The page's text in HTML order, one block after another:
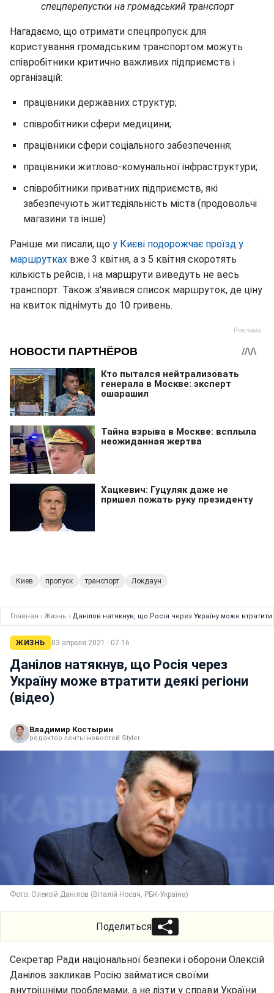
спецперепустки на громадський транспорт
Нагадаємо, що отримати спецпропуск для
користування громадським транспортом можуть
співробітники критично важливих підприємств і
організацій:
працівники державних структур;
співробітники сфери медицини;
працівники сфери соціального забезпечення;
працівники житлово-комунальної інфраструктури;
співробітники приватних підприємств, які
забезпечують життєдіяльність міста (продовольчі
магазини та інше)
Раніше ми писали, що у Києві подорожчає проїзд у
маршрутках вже 3 квітня, а з 5 квітня скоротять
кількість рейсів, і на маршрути виведуть не весь
транспорт. Також з'явився список маршруток, де ціну
на квиток піднімуть до 10 гривень.
Киев пропуск транспорт Локдаун
Главная › Жизнь › Данілов натякнув, що Росія через Україну може втратити
ЖИЗНЬ 03 апреля 2021 · 07:16
Данілов натякнув, що Росія через
Україну може втратити деякі регіони
(відео)
Владимир Костырин
редактор ленты новостей Styler
Фото: Олексій Данілов (Віталій Носач, РБК-Україна)
Поделиться
Секретар Ради національної безпеки і оборони Олексій
Данілов закликав Росію займатися своїми
внутрішніми проблемами, а не лізти у справи України.